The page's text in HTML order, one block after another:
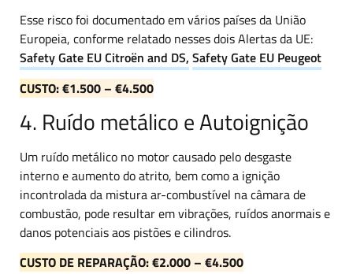
Esse risco foi documentado em vários países da União
Europeia, conforme relatado nesses dois Alertas da UE:
Safety Gate EU Citroën and DS, Safety Gate EU Peugeot
CUSTO: €1.500 – €4.500
4. Ruído metálico e Autoignição
Um ruído metálico no motor causado pelo desgaste
interno e aumento do atrito, bem como a ignição
incontrolada da mistura ar-combustível na câmara de
combustão, pode resultar em vibrações, ruídos anormais e
danos potenciais aos pistões e cilindros.
CUSTO DE REPARAÇÃO: €2.000 – €4.500